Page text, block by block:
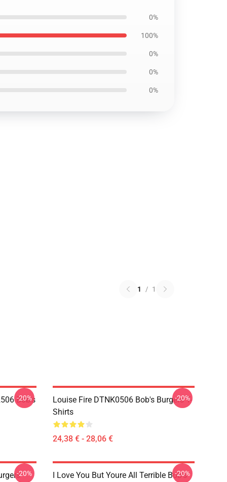
0%
100%
0%
0%
0%
1 / 1
Bob's
-20%
Louise Fire DTNK0506 Bob's Burgers T-
Shirts
24,38 € - 28,06 €
-20%
-20%
I Love You But Youre All Terrible Bob's
-20%